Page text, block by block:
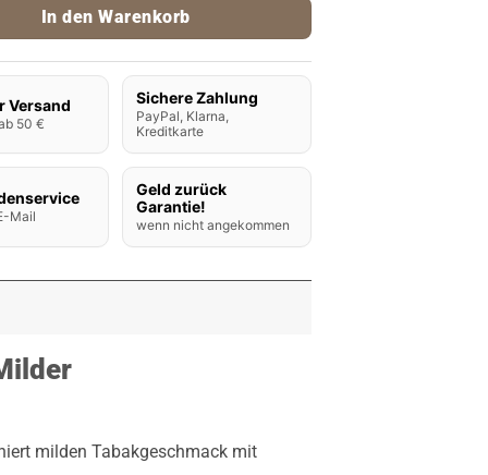
In den Warenkorb
Versand
50 €
Sichere Zahlung
PayPal, Klarna,
Kreditkarte
Mail
Geld zurück
Garantie!
wenn nicht angekommen
milden Tabakgeschmack mit